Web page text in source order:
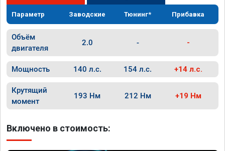
Параметр Заводские Тюнинг* Прибавка
Объём
двигателя
2.0 - -
Мощность 140 л.с. 154 л.с. +14 л.с.
Крутящий
момент
193 Нм 212 Нм +19 Нм
Включено в стоимость: